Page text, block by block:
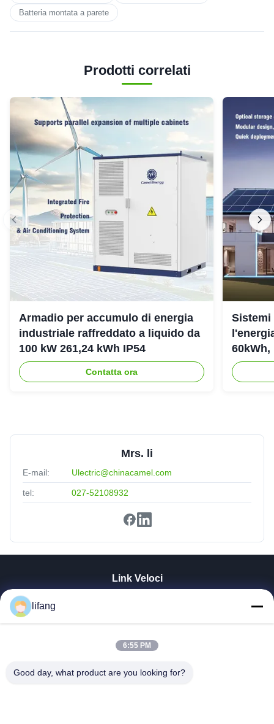
Batteria montata a parete
Prodotti correlati
Armadio per accumulo di energia
industriale raffreddato a liquido da
100 kW 261,24 kWh IP54
Contatta ora
Sistemi
60kWh,
Mrs. li
E-mail: Ulectric@chinacamel.com
tel: 027-52108932
Link Veloci
Fatory Tour
Contattaci
lifang
6:55 PM
Good day, what product are you looking for?